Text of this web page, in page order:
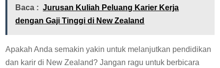
Baca : Jurusan Kuliah Peluang Karier Kerja
dengan Gaji Tinggi di New Zealand
Apakah Anda semakin yakin untuk melanjutkan pendidikan
dan karir di New Zealand? Jangan ragu untuk berbicara